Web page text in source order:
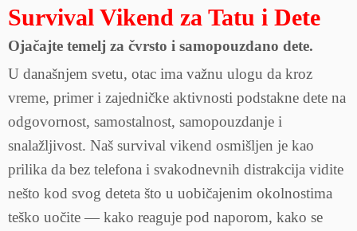
Survival Vikend za Tatu i Dete
Ojačajte temelj za čvrsto i samopouzdano dete.
U današnjem svetu, otac ima važnu ulogu da kroz
vreme, primer i zajedničke aktivnosti podstakne dete na
odgovornost, samostalnost, samopouzdanje i
snalažljivost. Naš survival vikend osmišljen je kao
prilika da bez telefona i svakodnevnih distrakcija vidite
nešto kod svog deteta što u uobičajenim okolnostima
teško uočite — kako reaguje pod naporom, kako se